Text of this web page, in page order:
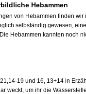
Hebammen
von Hebammen finden
selbständig gewesen,
Hebammen kannten noch
19 und 16, 13+14 in
weckt, um ihr die